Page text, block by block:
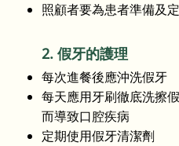
照顧者要為患者準備及
2. 假牙的護理
每次進餐後應沖洗假牙
每天應用牙刷徹底洗擦
而導致口腔疾病
定期使用假牙清潔劑